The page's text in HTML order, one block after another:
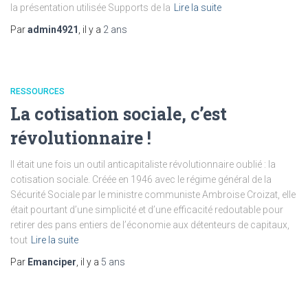
la présentation utilisée Supports de la
Lire la suite
Paradmin4921 , il y a 2 ans
RESSOURCES
La cotisation sociale, c’est
révolutionnaire !
Il était une fois un outil anticapitaliste révolutionnaire oublié : la
cotisation sociale. Créée en 1946 avec le régime général de la
Sécurité Sociale par le ministre communiste Ambroise Croizat, elle
était pourtant d’une simplicité et d’une efficacité redoutable pour
retirer des pans entiers de l’économie aux détenteurs de capitaux,
tout
Lire la suite
Par Emanciper , il y a 5 ans